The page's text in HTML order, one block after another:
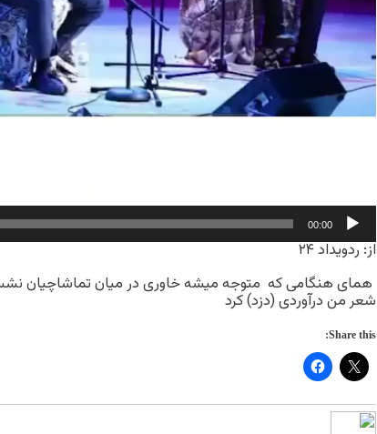
00:00
از: ردویداد ۲۴
همای هنگامی که متوجه میشه خاوری در میان تماشاچیان
شعر من درآوردی (دزد) کرد
Share this: